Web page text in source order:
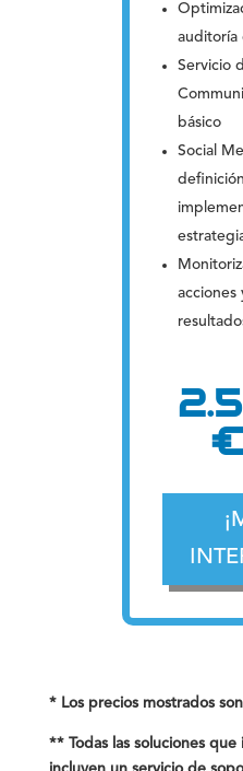
auditoría
Servicio
básico
Social
acciones
* Los precios mostrados
** Todas las soluciones